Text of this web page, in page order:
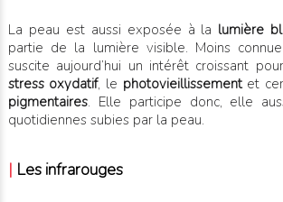
La peau est aussi exposée à la lumière
partie de la lumière visible. Moins
suscite aujourd’hui un intérêt croissant
stress oxydatif, le photovieillissementet
pigmentaires. Elle participe donc, elle
quotidiennes subies par la peau.
| Les infrarouges